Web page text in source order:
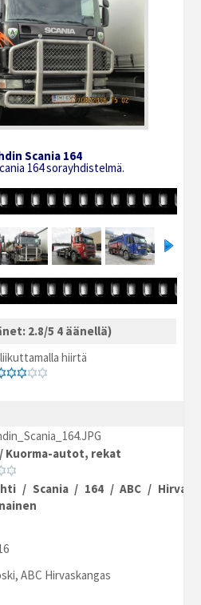
Scania 164
164 sorayhdistelmä.
2.8/5 4 äänellä)
hiirtä
/ Kuorma-autot, rekat
/ Scania/ 164 /ABC /
ABC Hirvaskangas